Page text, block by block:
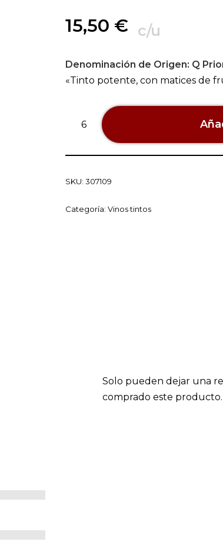
15,50 € c/u
Denominación de Origen: Q
«Tinto potente, con matices de
SKU: 307109
Categoría: Vinos tintos
Solo pueden dejar una
comprado este producto.